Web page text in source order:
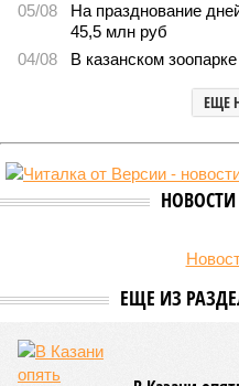
05/08
На празднование
45,5 млн руб
04/08
В казанском
ЕЩЕ
ЕЩЕ ИЗ